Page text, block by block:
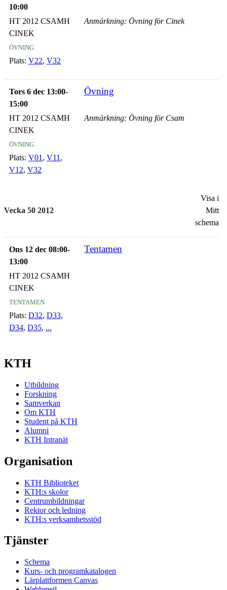
10:00
HT 2012 CSAMH
CINEK
övning
Plats: V22, V32
Anmärkning: Övning för Cinek
Tors 6 dec 13:00-
15:00
Övning
HT 2012 CSAMH
CINEK
övning
Plats: V01 , V11 ,
V12, V32
Anmärkning: Övning för Csam
Vecka 50 2012
Visa i
Mitt
schema
Ons 12 dec 08:00-
13:00
Tentamen
HT 2012 CSAMH
CINEK
tentamen
Plats: D32, D33,
D34, D35, ...
KTH
Utbildning
Forskning
Samverkan
Om KTH
Student på KTH
Alumni
KTH Intranät
Organisation
KTH Biblioteket
KTH:s skolor
Centrumbildningar
Rektor och ledning
KTH:s verksamhetsstöd
Tjänster
Schema
Kurs- och programkatalogen
Lärplattformen Canvas